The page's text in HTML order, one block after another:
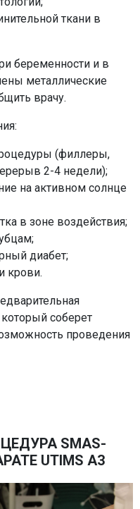
ткани в
беременности и в
металлические
врачу.
(филлеры,
2-4 недели);
на активном солнце
в зоне воздействия;
диабет;
крови.
соберет
проведения
SMAS-
UTIMS A3